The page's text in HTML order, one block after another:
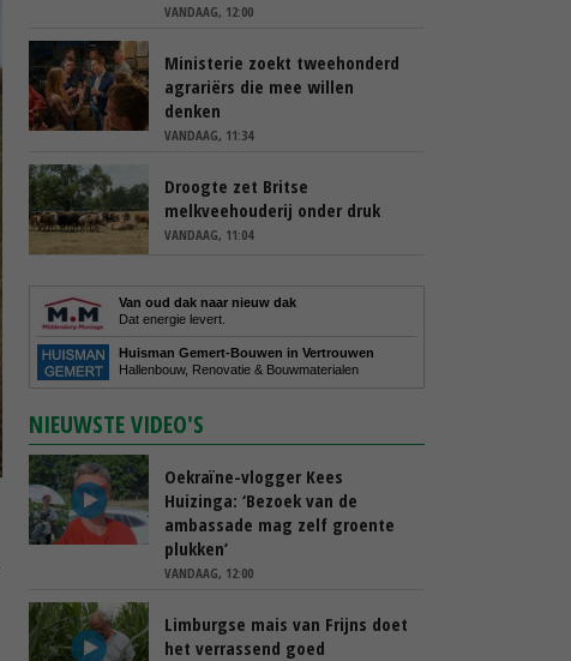
VANDAAG, 12:00
Ministerie zoekt tweehonderd
agrariërs die mee willen
denken
VANDAAG, 11:34
Droogte zet Britse
melkveehouderij onder druk
VANDAAG, 11:04
Van oud dak naar nieuw dak
Dat energie levert.
Huisman Gemert-Bouwen in Vertrouwen
Hallenbouw, Renovatie & Bouwmaterialen
NIEUWSTE VIDEO'S
Oekraïne-vlogger Kees
Huizinga: ‘Bezoek van de
ambassade mag zelf groente
plukken’
VANDAAG, 12:00
Limburgse mais van Frijns doet
het verrassend goed